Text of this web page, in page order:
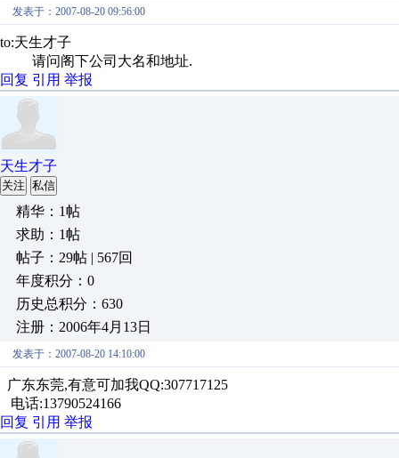
发表于：2007-08-20 09:56:00
to:天生才子
请问阁下公司大名和地址.
回复 引用 举报
天生才子
关注 私信
精华：1帖
求助：1帖
帖子：29帖 | 567回
年度积分：0
历史总积分：630
注册：2006年4月13日
发表于：2007-08-20 14:10:00
广东东莞,有意可加我QQ:307717125
电话:13790524166
回复 引用 举报